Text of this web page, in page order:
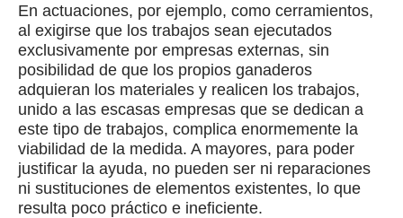
En actuaciones, por ejemplo, como cerramientos,
al exigirse que los trabajos sean ejecutados
exclusivamente por empresas externas, sin
posibilidad de que los propios ganaderos
adquieran los materiales y realicen los trabajos,
unido a las escasas empresas que se dedican a
este tipo de trabajos, complica enormemente la
viabilidad de la medida. A mayores, para poder
justificar la ayuda, no pueden ser ni reparaciones
ni sustituciones de elementos existentes, lo que
resulta poco práctico e ineficiente.